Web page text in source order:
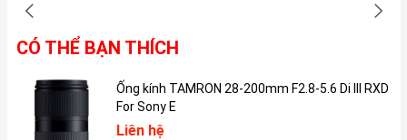
Pin
Thẻ SIM 2 SIM (nano‑SIM và eSIM)
Hệ điều hành iOS 15
Độ phân giải màn hình 1334 x 750 pixels (HD+)
CÓ THỂ BẠN THÍCH
Ống kính TAMRON 28-200mm F2.8-5.6 Di III RXD
For Sony E
Liên hệ